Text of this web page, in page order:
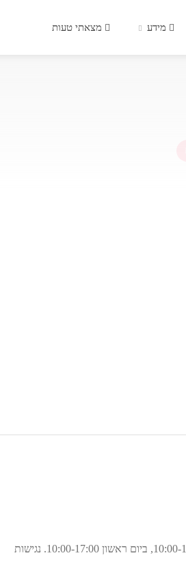
מידע מצאתי טעות
המוזיאון פתוח בימי השבוע פרט לימי שישי ושבת , שני –חמישי 10:00-16:00, ביום ראשון 10:00-17:00. נגישות